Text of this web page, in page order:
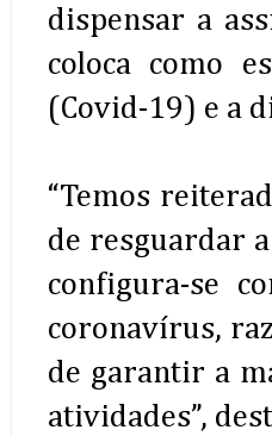
dispensar a
coloca como
(Covid-19) e a
“Temos
de resguardar
configura-se
coronavírus,
de garantir a
atividades”,